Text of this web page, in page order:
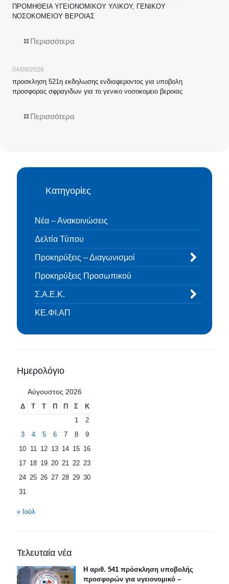
ΠΡΟΜΗΘΕΙΑ ΥΓΕΙΟΝΟΜΙΚΟΥ ΥΛΙΚΟΥ, ΓΕΝΙΚΟΥ
ΝΟΣΟΚΟΜΕΙΟΥ ΒΕΡΟΙΑΣ
Περισσότερα
04/08/2026
προσκληση 521η εκδηλωσης ενδιαφεροντος για υποβολη
προσφορας σφραγιδων για το γενικο νοσοκομειο βεροιας
Περισσότερα
Κατηγορίες
Νέα – Ανακοινώσεις
Δελτία Τύπου
Προκηρύξεις – Διαγωνισμοί
Προκηρύξεις Προσωπικού
Σ.Α.Ε.Κ.
ΚΕ.ΦΙ.ΑΠ
Ημερολόγιο
Αύγουστος 2026
Δ Τ Τ Π Π Σ
Κ
1
2
3
4 5 6 7 8
9
10 11 12 13 14 15 16
17 18 19 20 21 22 23
24 25 26 27 28 29 30
31
« Ιούλ
Τελευταία νέα
Η αριθ. 541 πρόσκληση υποβολής
προσφορών για υγειονομικό –